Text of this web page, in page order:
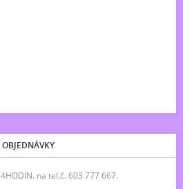
OBJEDNÁVKY
na tel.č. 603 777 667.